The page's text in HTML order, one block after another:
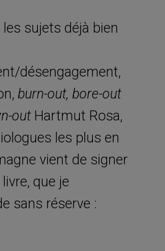
les sujets déjà bien
désengagement,
burn-out, bore-out
outHartmut Rosa,
les plus en
vient de signer
que je
sans réserve :